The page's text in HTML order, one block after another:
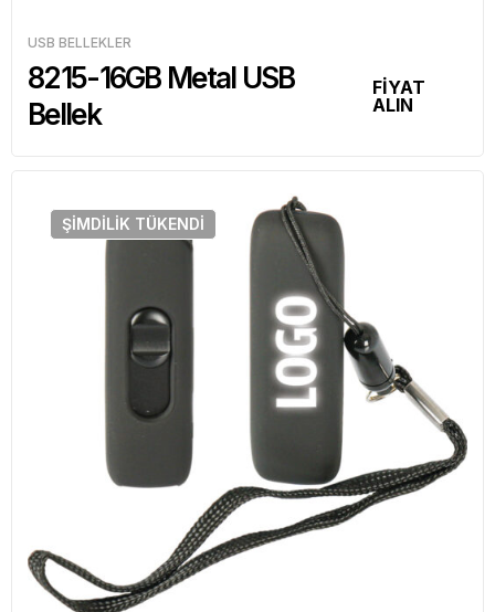
USB BELLEKLER
8215-16GB Metal USB
Bellek
FİYAT
ALIN
ŞIMDILIK TÜKENDI